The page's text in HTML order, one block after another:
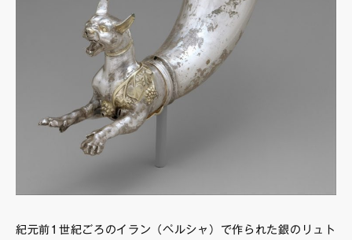
紀元前1世紀ごろのイラン（ペルシャ）で作られた銀のリュト